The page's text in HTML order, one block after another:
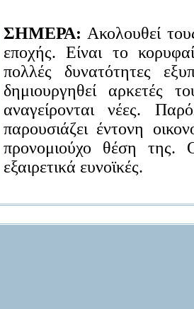
ΣΗΜΕΡΑ: Ακολουθεί
εποχής. Είναι το
πολλές δυνατότητες
δημιουργηθεί αρκετές
αναγείρονται νέες.
παρουσιάζει έντονη
προνομιούχο θέση της.
εξαιρετικά ευνοϊκές.